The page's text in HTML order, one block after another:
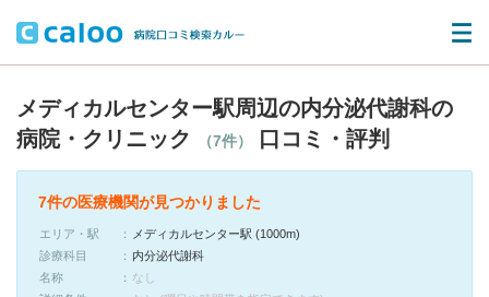
メディカルセンター駅周辺の内分泌代謝科の
病院・クリニック
（7件） 口コミ・評判
7件の医療機関が見つかりました
エリア・駅
メディカルセンター駅 (1000m)
診療科目
内分泌代謝科
名称
なし